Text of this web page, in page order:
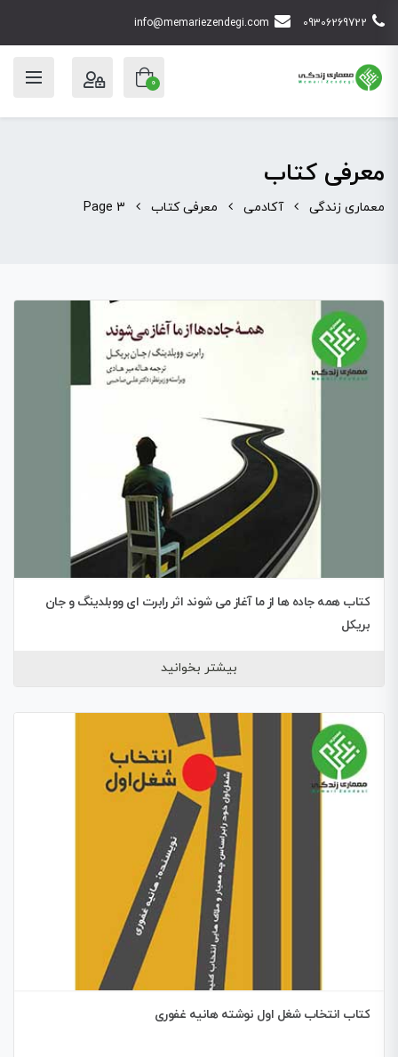
09306269722
info@memariezendegi.com
0
معرفی کتاب
معماری زندگی آکادمی معرفی کتاب Page 3
کتاب همه جاده ها از ما آغاز می شوند اثر رابرت ای ووبلدینگ و جان
بریکل
بیشتر بخوانید
کتاب انتخاب شغل اول نوشته هانیه غفوری